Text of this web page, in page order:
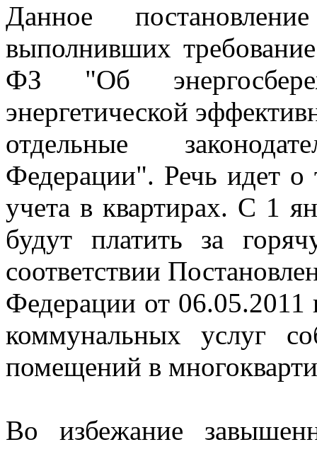
Данное
выполнивших
ФЗ "Об
энергетической
отдельные
Федерации". Речь идет о
учета в квартирах. С 1
будут платить за
соответствии
Федерации от
коммунальных услуг
помещений в
Во избежание